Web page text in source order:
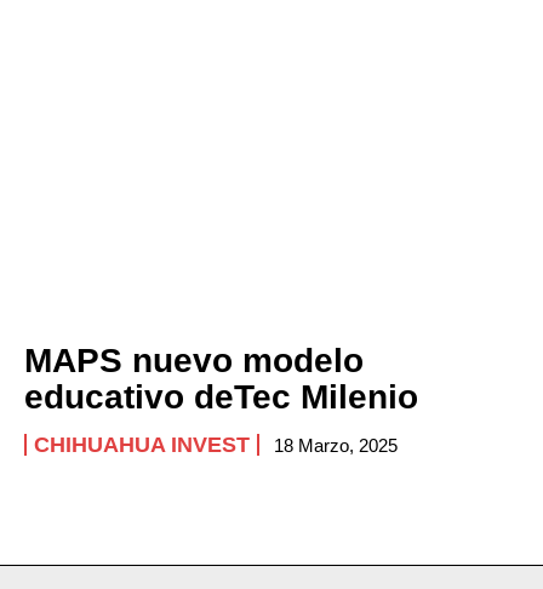
MAPS nuevo modelo
educativo deTec Milenio
CHIHUAHUA INVEST 18 Marzo, 2025